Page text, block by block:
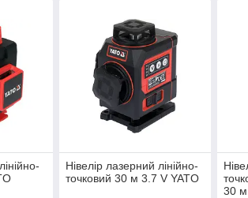
Нівелір лазерний лінійно-
точковий 30 м 3.7 V YATO
30 м